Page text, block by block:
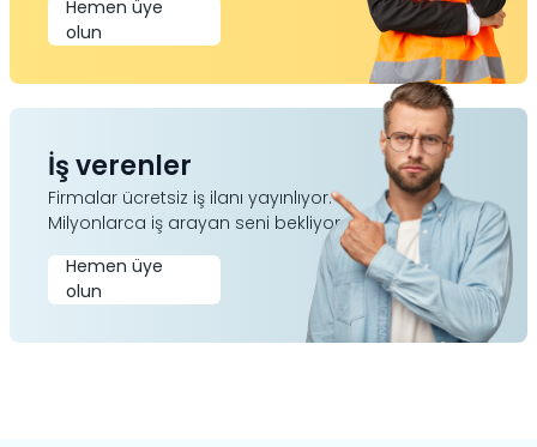
Hemen üye
olun
İş verenler
Firmalar ücretsiz iş ilanı yayınlıyor.
Milyonlarca iş arayan seni bekliyor.
Hemen üye
olun